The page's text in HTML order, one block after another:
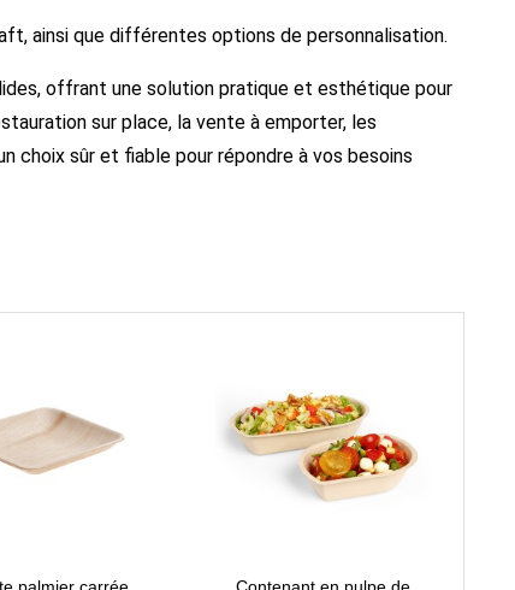
ainsi que différentes options de personnalisation.
offrant une solution pratique et esthétique pour
sur place, la vente à emporter, les
choix sûr et fiable pour répondre à vos besoins